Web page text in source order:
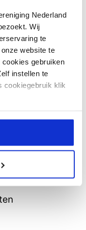
Nederland
Wij
te
website te
gebruiken
instellen te
cookiegebruik klik
Magazine
Online
met